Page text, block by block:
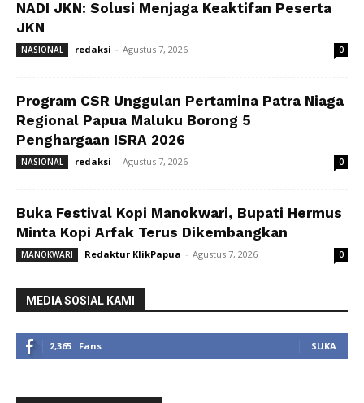
NADI JKN: Solusi Menjaga Keaktifan Peserta
JKN
NASIONAL redaksi - Agustus 7, 2026 0
Program CSR Unggulan Pertamina Patra Niaga
Regional Papua Maluku Borong 5
Penghargaan ISRA 2026
NASIONAL redaksi - Agustus 7, 2026 0
Buka Festival Kopi Manokwari, Bupati Hermus
Minta Kopi Arfak Terus Dikembangkan
MANOKWARI Redaktur KlikPapua - Agustus 7, 2026 0
MEDIA SOSIAL KAMI
2,365 Fans SUKA